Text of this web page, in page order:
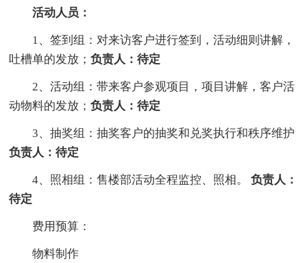
活动人员：
1、签到组：对来访客户进行签到，活动细则讲解，
吐槽单的发放；负责人：待定
2、活动组：带来客户参观项目，项目讲解，客户活
动物料的发放；负责人：待定
3、抽奖组：抽奖客户的抽奖和兑奖执行和秩序维护
负责人：待定
4、照相组：售楼部活动全程监控、照相。负责人 ：
待定
费用预算：
物料制作